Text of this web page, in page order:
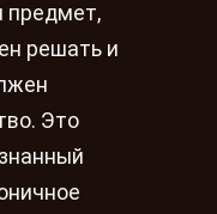
предмет,
решать и
Это